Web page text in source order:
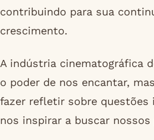
contribuindo para sua
crescimento.
A indústria cinematográfica
o poder de nos encantar,
fazer refletir sobre questões
nos inspirar a buscar